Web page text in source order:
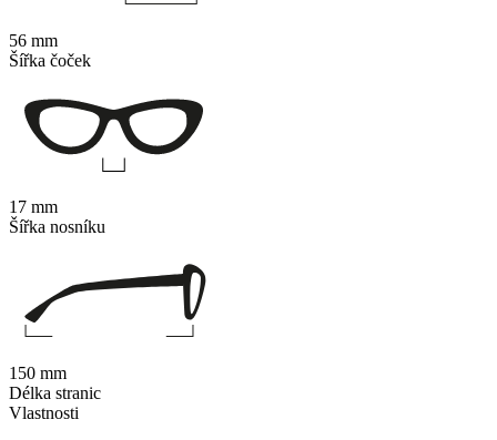
Vlastnosti
56 mm
Šířka čoček
17 mm
Šířka nosníku
150 mm
Délka stranic